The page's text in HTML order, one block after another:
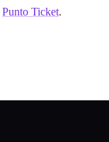
Punto Ticket.